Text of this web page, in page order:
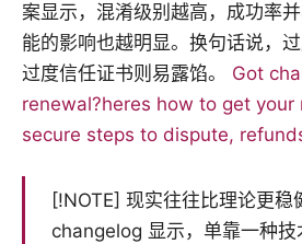
案显示，混淆级别越高，成功率
能的影响也越明显。换句话说，过
过度信任证书则易露馅。 Got
renewal?heres how to get your
secure steps to dispute,
[!NOTE] 现实往往比理论更稳
changelog 显示，单靠一种